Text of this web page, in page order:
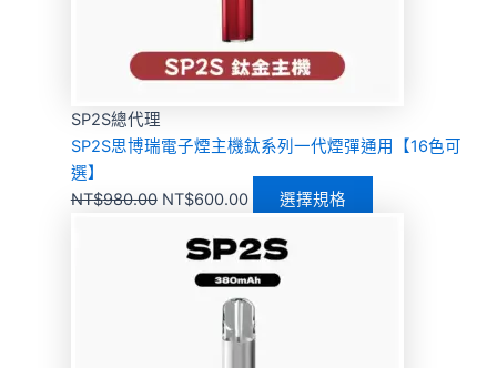
SP2S總代理
SP2S思博瑞電子煙主機鈦系列一代煙彈通用【16色可
選】
NT$980.00 NT$600.00 選擇規格